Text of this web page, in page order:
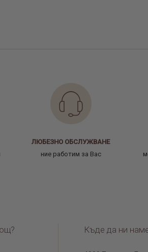
ЛЮБЕЗНО ОБСЛУЖВАНЕ
ние работим за Вас
Къде да ни